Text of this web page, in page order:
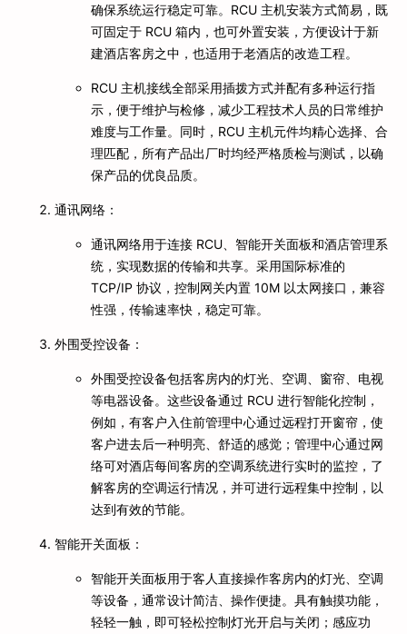
确保系统运行稳定可靠。RCU 主机安装方式简易，既
可固定于 RCU 箱内，也可外置安装，方便设计于新
建酒店客房之中，也适用于老酒店的改造工程。
RCU 主机接线全部采用插拨方式并配有多种运行指
示，便于维护与检修，减少工程技术人员的日常维护
难度与工作量。同时，RCU 主机元件均精心选择、合
理匹配，所有产品出厂时均经严格质检与测试，以确
保产品的优良品质。
通讯网络：
通讯网络用于连接 RCU、智能开关面板和酒店管理系
统，实现数据的传输和共享。采用国际标准的
TCP/IP 协议，控制网关内置 10M 以太网接口，兼容
性强，传输速率快，稳定可靠。
外围受控设备：
外围受控设备包括客房内的灯光、空调、窗帘、电视
等电器设备。这些设备通过 RCU 进行智能化控制，
例如，有客户入住前管理中心通过远程打开窗帘，使
客户进去后一种明亮、舒适的感觉；管理中心通过网
络可对酒店每间客房的空调系统进行实时的监控，了
解客房的空调运行情况，并可进行远程集中控制，以
达到有效的节能。
智能开关面板：
智能开关面板用于客人直接操作客房内的灯光、空调
等设备，通常设计简洁、操作便捷。具有触摸功能，
轻轻一触，即可轻松控制灯光开启与关闭；感应功